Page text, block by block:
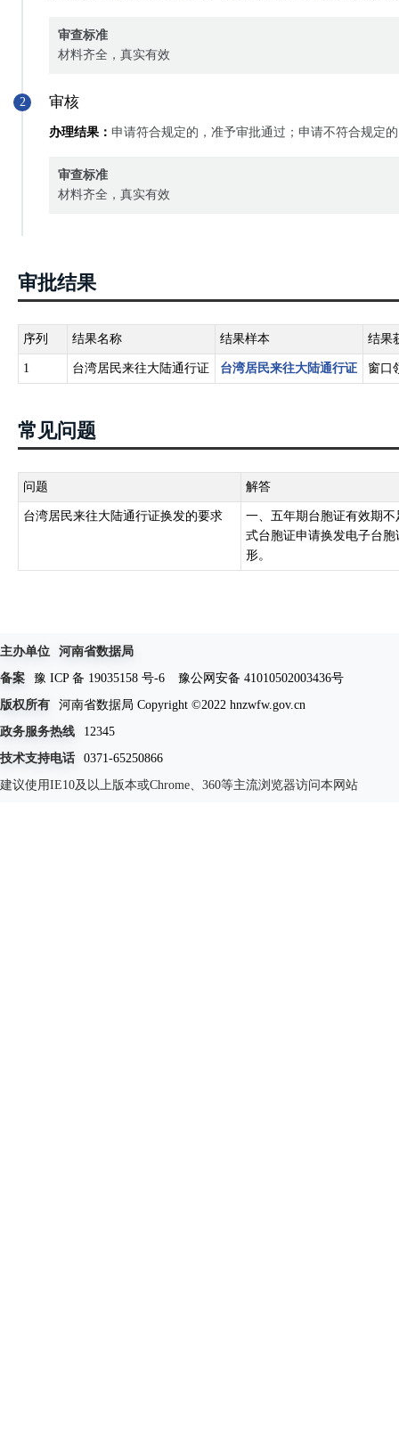
审查标准
材料齐全，真实有效
2 审核
办理结果： 申请符合规定的，准予审批通过；申请不符合规定
审查标准
材料齐全，真实有效
审批结果
序列 结果名称 结果样本 结果
1 台湾居民来往大陆通行证 台湾居民来往大陆通行证 窗口
常见问题
问题 解答
台湾居民来往大陆通行证换发的要求
一、五年期台胞证有效期
式台胞证申请换发电子台
形。
主办单位
河南省数据局
备案
豫 ICP 备 19035158 号-6
豫公网安备 41010502003436号
版权所有
河南省数据局 Copyright ©2022 hnzwfw.gov.cn
政务服务热线
12345
技术支持电话
0371-65250866
建议使用IE10及以上版本或Chrome、360等主流浏览器访问本网站